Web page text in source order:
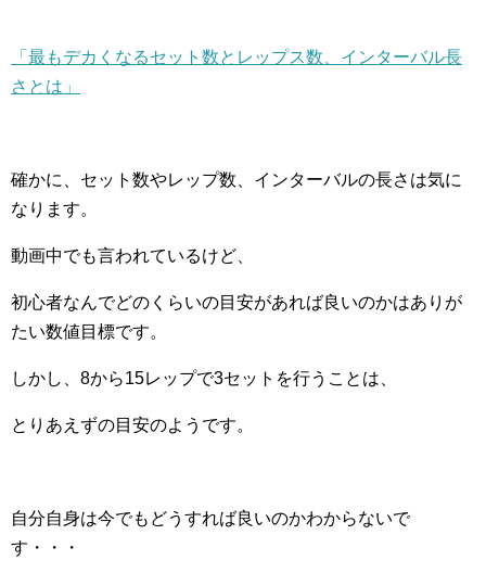
「最もデカくなるセット数とレップス数、インターバル長
さとは」
確かに、セット数やレップ数、インターバルの長さは気に
なります。
動画中でも言われているけど、
初心者なんでどのくらいの目安があれば良いのかはありが
たい数値目標です。
しかし、8から15レップで3セットを行うことは、
とりあえずの目安のようです。
自分自身は今でもどうすれば良いのかわからないで
す・・・